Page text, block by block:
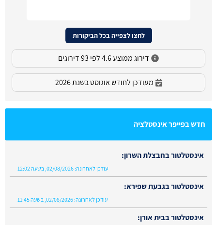
לחצו לצפייה בכל הביקורות
דירוג ממוצע 4.6 לפי 93 דירוגים
מעודכן לחודש אוגוסט בשנת 2026
חדש בפייפר אינסטלציה
אינסטלטור בחבצלת השרון:
עודכן לאחרונה: 02/08/2026, בשעה 12:02
אינסטלטור בגבעת שפירא:
עודכן לאחרונה: 02/08/2026, בשעה 11:45
אינסטלטור בבית אורן: